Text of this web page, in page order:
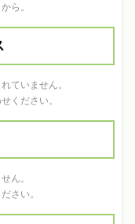
から。
ていません。
ください。
ん。
さい。